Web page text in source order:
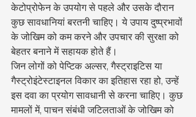
केटोप्रोफेन के उपयोग से पहले और उसके दौरान
कुछ सावधानियां बरतनी चाहिए। ये उपाय दुष्प्रभावों
के जोखिम को कम करने और उपचार की सुरक्षा को
बेहतर बनाने में सहायक होते हैं।
जिन लोगों को पेप्टिक अल्सर, गैस्ट्राइटिस या
गैस्ट्रोइंटेस्टाइनल विकार का इतिहास रहा हो, उन्हें
इस दवा का प्रयोग सावधानी से करना चाहिए। कुछ
मामलों में, पाचन संबंधी जटिलताओं के जोखिम को